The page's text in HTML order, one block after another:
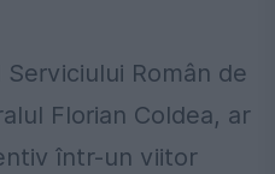
Român de
Florian Coldea, ar
într-un viitor